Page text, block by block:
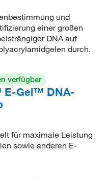
und
einer großen
DNA auf
durch.
verfügbar
E-Gel™ DNA-
für maximale Leistung
sowie anderen E-